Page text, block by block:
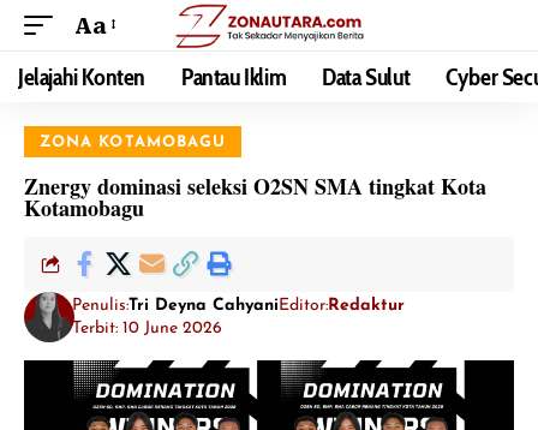
Aa
Jelajahi Konten Pantau Iklim Data Sulut Cyber
ZONA KOTAMOBAGU
Znergy dominasi seleksi O2SN SMA tingkat Kota
Kotamobagu
Penulis:Tri Deyna CahyaniEditor:Redaktur
Terbit: 10 June 2026